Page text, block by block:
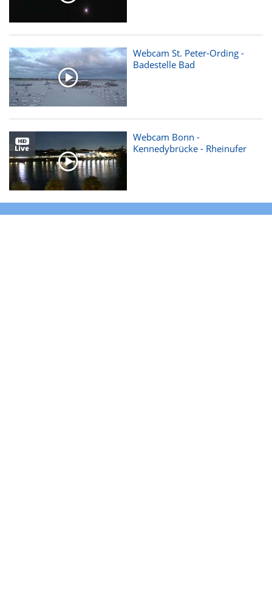
Mo 10.08.
14:34
Hongkong schwitzt: Heißester Tag seit 1884
Tipp:Alles für die perfekte Heckenpflege
ANZEIGE
Webcam St. Peter-Ording -
Badestelle Bad
Webcam Bonn -
Kennedybrücke - Rheinufer